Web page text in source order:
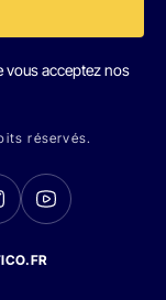
vous acceptez nos
réservés.